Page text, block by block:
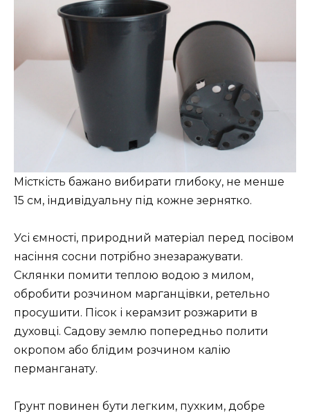
Місткість бажано вибирати глибоку, не менше
15 см, індивідуальну під кожне зернятко.
Усі ємності, природний матеріал перед посівом
насіння сосни потрібно знезаражувати.
Склянки помити теплою водою з милом,
обробити розчином марганцівки, ретельно
просушити. Пісок і керамзит розжарити в
духовці. Садову землю попередньо полити
окропом або блідим розчином калію
перманганату.
Грунт повинен бути легким, пухким, добре